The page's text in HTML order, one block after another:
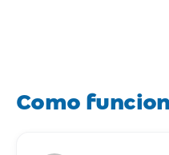
Como